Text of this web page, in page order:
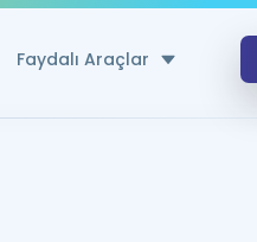
Faydalı Araçlar